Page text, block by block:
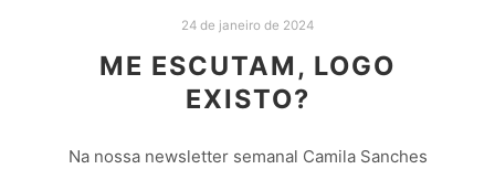
24 de janeiro de 2024
ME ESCUTAM, LOGO
EXISTO?
Na nossa newsletter semanal Camila Sanches